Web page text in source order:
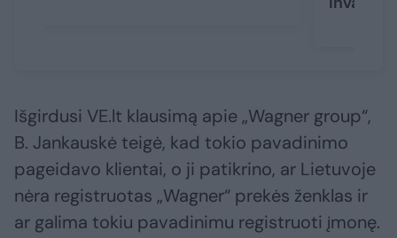
Išgirdusi VE.lt klausimą apie „Wagner group“,
B. Jankauskė teigė, kad tokio pavadinimo
pageidavo klientai, o ji patikrino, ar Lietuvoje
nėra registruotas „Wagner“ prekės ženklas ir
ar galima tokiu pavadinimu registruoti įmonę.